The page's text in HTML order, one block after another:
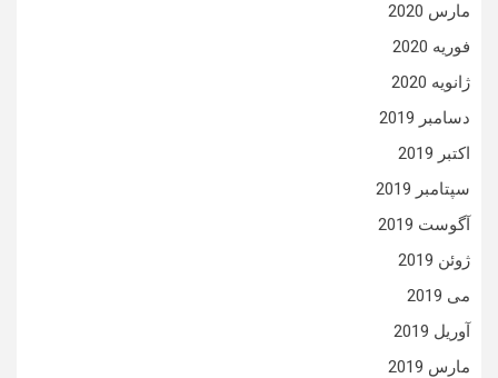
مارس 2020
فوریه 2020
ژانویه 2020
دسامبر 2019
اکتبر 2019
سپتامبر 2019
آگوست 2019
ژوئن 2019
می 2019
آوریل 2019
مارس 2019